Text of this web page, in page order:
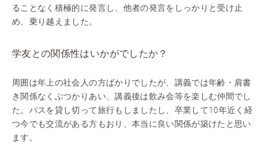
ることなく積極的に発言し、他者の発言をしっかりと受け止
め、乗り越えました。
学友との関係性はいかがでしたか？
周囲は年上の社会人の方ばかりでしたが、講義では年齢・肩書
き関係なくぶつかりあい、講義後は飲み会等を楽しむ仲間でし
た。バスを貸し切って旅行もしましたし、卒業して10年近く経
つ今でも交流がある方もおり、本当に良い関係が築けたと思い
ます。